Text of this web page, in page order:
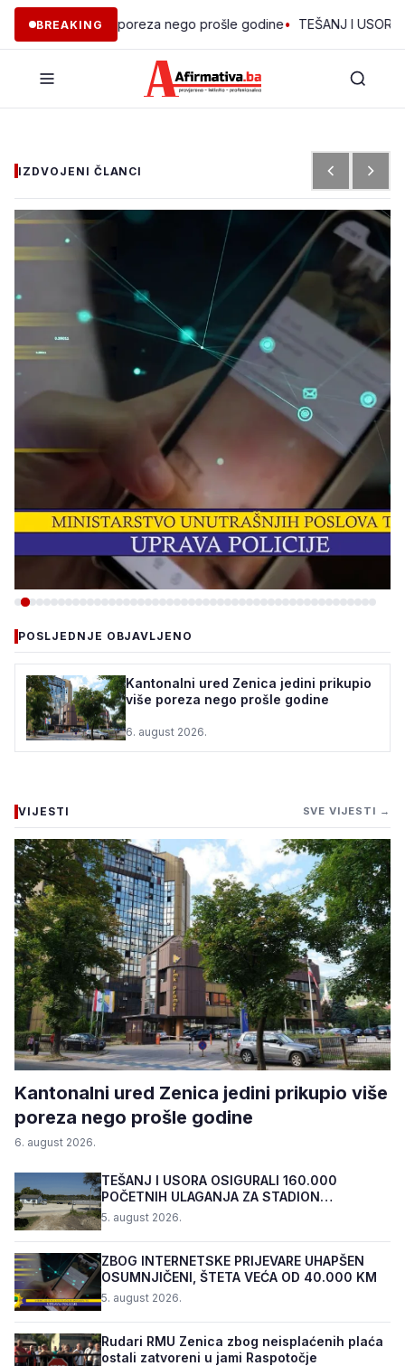
BREAKING
više poreza nego prošle godine • TEŠANJ I USORA
IZDVOJENI ČLANCI
ZBOG INTERNETSKE
PRIJEVARE UHAPŠEN
OSUMNJIČENI, ŠTETA VEĆA
OD 40.000 KM
POSLJEDNJE OBJAVLJENO
Kantonalni ured Zenica jedini prikupio
više poreza nego prošle godine
6. august 2026.
VIJESTI SVE VIJESTI →
Kantonalni ured Zenica jedini prikupio više
poreza nego prošle godine
6. august 2026.
TEŠANJ I USORA OSIGURALI 160.000
POČETNIH ULAGANJA ZA STADION
„TOPOLIK“
5. august 2026.
ZBOG INTERNETSKE PRIJEVARE UHAPŠEN
OSUMNJIČENI, ŠTETA VEĆA OD 40.000 KM
5. august 2026.
Rudari RMU Zenica zbog neisplaćenih plaća
ostali zatvoreni u jami Raspotočje